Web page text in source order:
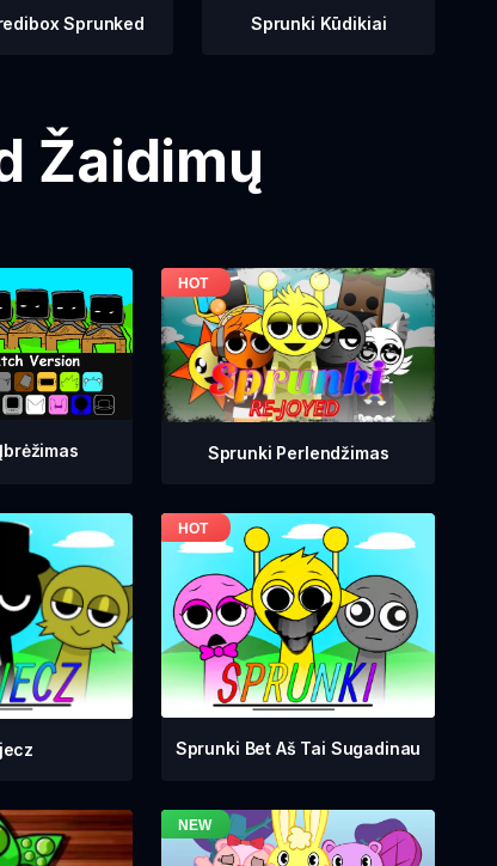
Sprunked Sprunki Kūdikiai
Žaidimų
Sprunki Perlendžimas
Sprunki Bet Aš Tai Sugadinau